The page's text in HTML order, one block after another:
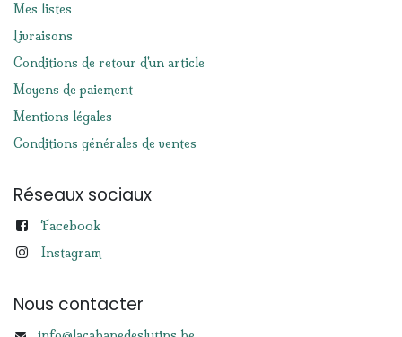
Mes listes
Livraisons
Conditions de retour d'un article
Moyens de paiement
Mentions légales
Conditions générales de ventes
Réseaux sociaux
Facebook
Instagram
Nous contacter